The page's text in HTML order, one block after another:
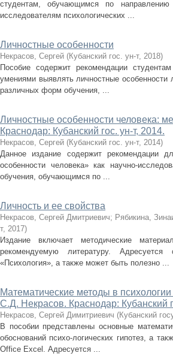
студентам, обучающимся по
исследователям психологических ...
Личностные особенности
Некрасов, Сергей (Кубанский гос. ун-т, 2018)
Пособие содержит рекомендации
умениями выявлять личностные особенности
различных форм обучения, ...
Личностные особенности человека:
Краснодар: Кубанский гос. ун-т, 2014.
Некрасов, Сергей (Кубанский гос. ун-т, 2014)
Данное издание содержит рекомендации
особенности человека» как научно-
обучения, обучающимся по ...
Личность и ее свойства
Некрасов, Сергей Дмитриевич; Рябикина,
т, 2017)
Издание включает методические
рекомендуемую литературу.
«Психология», а также может быть полезно ...
Математические методы в
С.Д. Некрасов. Краснодар: Кубанский
Некрасов, Сергей Димитриевич (Кубанский
В пособии представлены основные
обоснований психо-логических гипотез, а
Office Excel. Адресуется ...